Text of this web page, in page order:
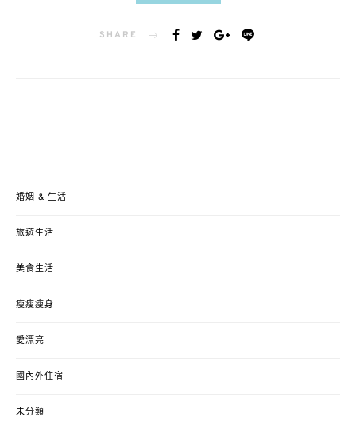
SHARE
婚姻 & 生活
旅遊生活
美食生活
瘦瘦瘦身
愛漂亮
國內外住宿
未分類